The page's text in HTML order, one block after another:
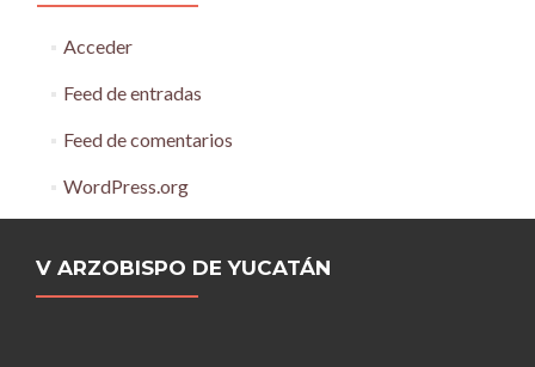
Acceder
Feed de entradas
Feed de comentarios
WordPress.org
V ARZOBISPO DE YUCATÁN